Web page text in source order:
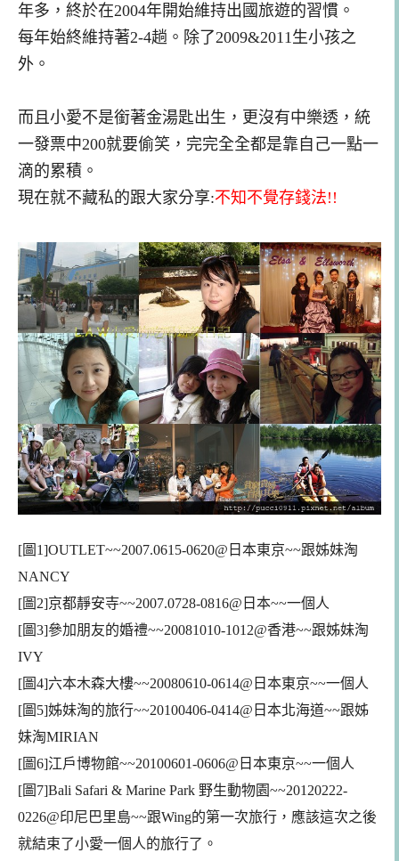
年多，終於在2004年開始維持出國旅遊的習慣。
每年始終維持著2-4趟。除了2009&2011生小孩之
外。
而且小愛不是銜著金湯匙出生 ，更沒有中樂透，統
一發票中200就要偷笑，完完全全都是靠自己一點一
滴的累積。
現在就不藏私的跟大家分享:不知不覺存錢法!!
[圖1]OUTLET~~2007.061 5-0620@日本東京~~跟姊妹淘
NANCY
[圖2]京都靜安寺~~2007.0728-0816@日本~~一個人
[圖3]參加朋友的婚禮~~20081010-1012@香港~~跟姊妹淘
IVY
[圖4]六本木森大樓~~20080610-0614@日本東京~~一個人
[圖5]姊妹淘的旅行~~20100406-0414@日本北海道~~跟姊
妹淘MIRIAN
[圖6]江戶博物館~~20100601-0606@日本東京~~一個人
[圖7]Bali Safari & Marine Park 野生動物園~~20120222-
0226@印尼巴里島~~跟Wing的第一次旅行 ，應該這次之後
就結束了小愛一個人的旅行了。